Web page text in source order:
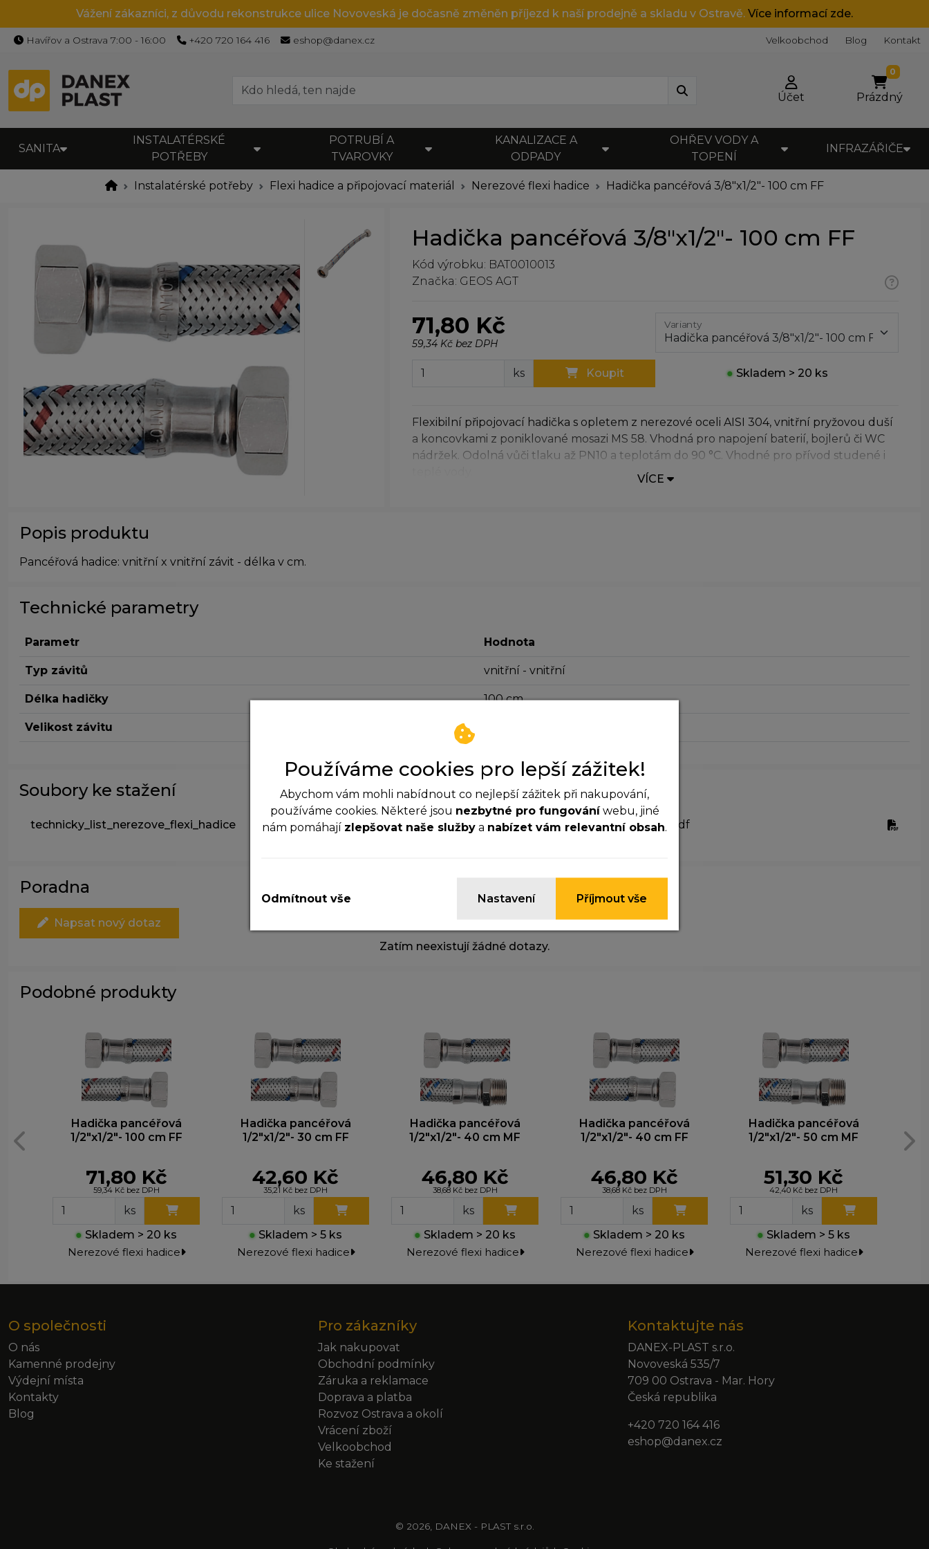
Vážení zákazníci, z důvodu rekonstrukce ulice Novoveská je dočasně změněn příjezd k naší prodejně a skladu v Ostravě. Více informací zde.
Havířov a Ostrava 7:00 - 16:00 +420 720 164 416 eshop@danex.cz Velkoobchod Blog Kontakt
Účet
0
Prázdný
SANITA
INSTALATÉRSKÉ
POTŘEBY
POTRUBÍ A
TVAROVKY
KANALIZACE A
ODPADY
OHŘEV VODY A
TOPENÍ
INFRAZÁŘIČE
Instalatérské potřeby Flexi hadice a připojovací materiál Nerezové flexi hadice Hadička pancéřová 3/8"x1/2"- 100 cm FF
Hadička pancéřová 3/8"x1/2"- 100 cm FF
Kód výrobku: BAT0010013
Značka: GEOS AGT
71,80 Kč
59,34 Kč bez DPH
Varianty
ks Koupit ● Skladem > 20 ks
Flexibilní připojovací hadička s opletem z nerezové oceli AISI 304, vnitřní pryžovou duší
a koncovkami z poniklované mosazi MS 58. Vhodná pro napojení baterií, bojlerů či WC
nádržek. Odolná vůči tlaku až PN10 a teplotám do 90 °C. Vhodné pro přívod studené i
VÍCE
Popis produktu
Pancéřová hadice: vnitřní x vnitřní závit - délka v cm.
Technické parametry
Parametr Hodnota
Typ závitů vnitřní - vnitřní
Délka hadičky 100 cm
Velikost závitu
Soubory ke stažení
technicky_list_nerezove_flexi_hadice technicky_list_nerezove_flexi_hadice.pdf
Poradna
Napsat nový dotaz
Zatím neexistují žádné dotazy.
Podobné produkty
Hadička pancéřová
1/2"x1/2"- 100 cm FF
71,80 Kč
59,34 Kč bez DPH
ks
● Skladem > 20 ks
Nerezové flexi hadice
Hadička pancéřová
1/2"x1/2"- 30 cm FF
42,60 Kč
35,21 Kč bez DPH
ks
● Skladem > 5 ks
Nerezové flexi hadice
Hadička pancéřová
1/2"x1/2"- 40 cm MF
46,80 Kč
38,68 Kč bez DPH
ks
● Skladem > 20 ks
Nerezové flexi hadice
Hadička pancéřová
1/2"x1/2"- 40 cm FF
46,80 Kč
38,68 Kč bez DPH
ks
● Skladem > 20 ks
Nerezové flexi hadice
Hadička pancéřová
1/2"x1/2"- 50 cm MF
51,30 Kč
42,40 Kč bez DPH
ks
● Skladem > 5 ks
Nerezové flexi hadice
O společnosti
O nás
Kamenné prodejny
Výdejní místa
Kontakty
Blog
Pro zákazníky
Jak nakupovat
Obchodní podmínky
Záruka a reklamace
Doprava a platba
Rozvoz Ostrava a okolí
Vrácení zboží
Velkoobchod
Ke stažení
Kontaktujte nás
DANEX-PLAST s.r.o.
Novoveská 535/7
709 00 Ostrava - Mar. Hory
Česká republika
+420 720 164 416
eshop@danex.cz
© 2026, DANEX - PLAST s.r.o.
Používáme cookies pro lepší zážitek!
Abychom vám mohli nabídnout co nejlepší zážitek při nakupování,
používáme cookies. Některé jsou nezbytné pro fungováníwebu, jiné
nám pomáhají zlepšovat naše služby a nabízet vám relevantní obsah.
Tyhle cookies jsou důležité pro správné fungování webu a nelze je
vypnout.
Pomáhají nám sledovat návštěvnost a zlepšovat web. Díky nim
zjistíme, co funguje a co ne, takže vám můžeme nabídnout lepší
nepovolíte, nebude se vám zobrazovat cílená reklama.
Odmítnout vše Nastavení Příjmout vše